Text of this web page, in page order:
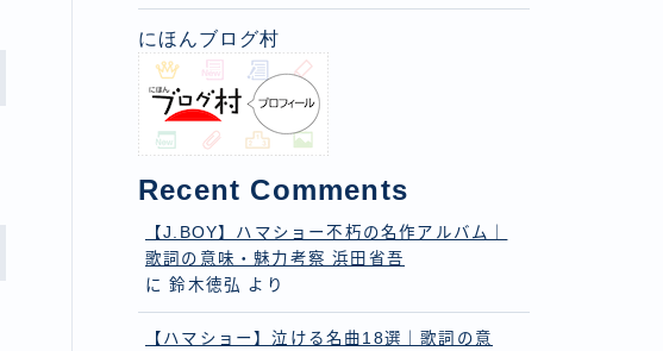
にほんブログ村
Recent Comments
【J.BOY】ハマショー不朽の名作アルバム｜
歌詞の意味・魅力考察 浜田省吾
に鈴木徳弘 より
【ハマショー】泣ける名曲18選｜歌詞の意